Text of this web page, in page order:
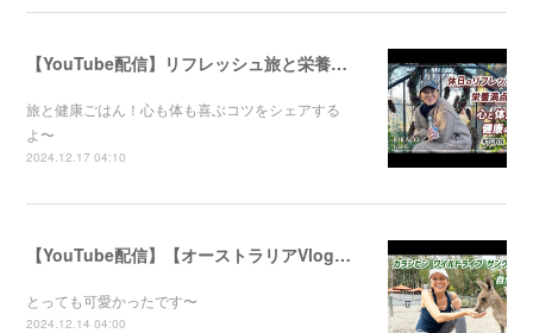
【YouTube配信】リフレッシュ旅と栄養満点ごはん！心と体が喜ぶ健康のコツ
旅と健康ごはん！心も体も喜ぶコツをシェアする
よ〜
2024.12.17 04:10
【YouTube配信】【オーストラリアVlog】自然公園で動物たちと触れ合ってきました〜
とっても可愛かったです〜
2024.12.14 04:00